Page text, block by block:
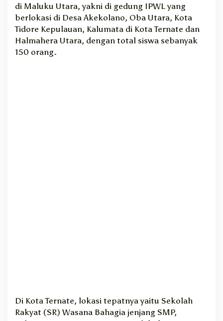
a
l
u
t
di Maluku Utara, yakni di gedung IPWL yang
berlokasi di Desa Akekolano, Oba Utara, Kota
Tidore Kepulauan, Kalumata di Kota Ternate dan
Halmahera Utara, dengan total siswa sebanyak
150 orang.
Di Kota Ternate, lokasi tepatnya yaitu Sekolah
Rakyat (SR) Wasana Bahagia jenjang SMP,